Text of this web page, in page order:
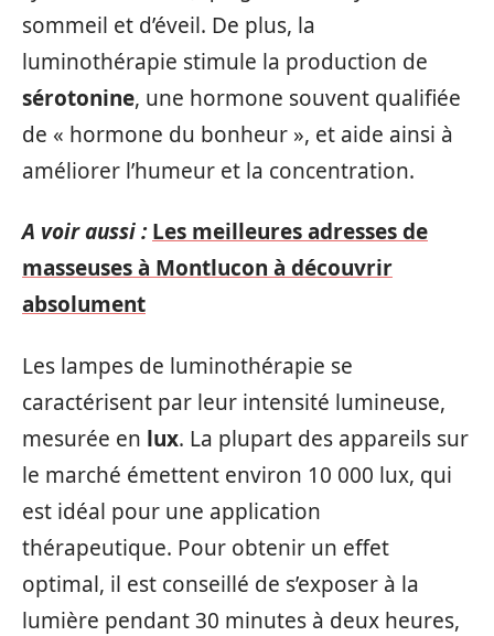
sommeil et d’éveil. De plus, la
luminothérapie stimule la production de
sérotonine, une hormone souvent qualifiée
de « hormone du bonheur », et aide ainsi à
améliorer l’humeur et la concentration.
A voir aussi : Les meilleures adresses de
masseuses à Montlucon à découvrir
absolument
Les lampes de luminothérapie se
caractérisent par leur intensité lumineuse,
mesurée en lux. La plupart des appareils sur
le marché émettent environ 10 000 lux, qui
est idéal pour une application
thérapeutique. Pour obtenir un effet
optimal, il est conseillé de s’exposer à la
lumière pendant 30 minutes à deux heures,